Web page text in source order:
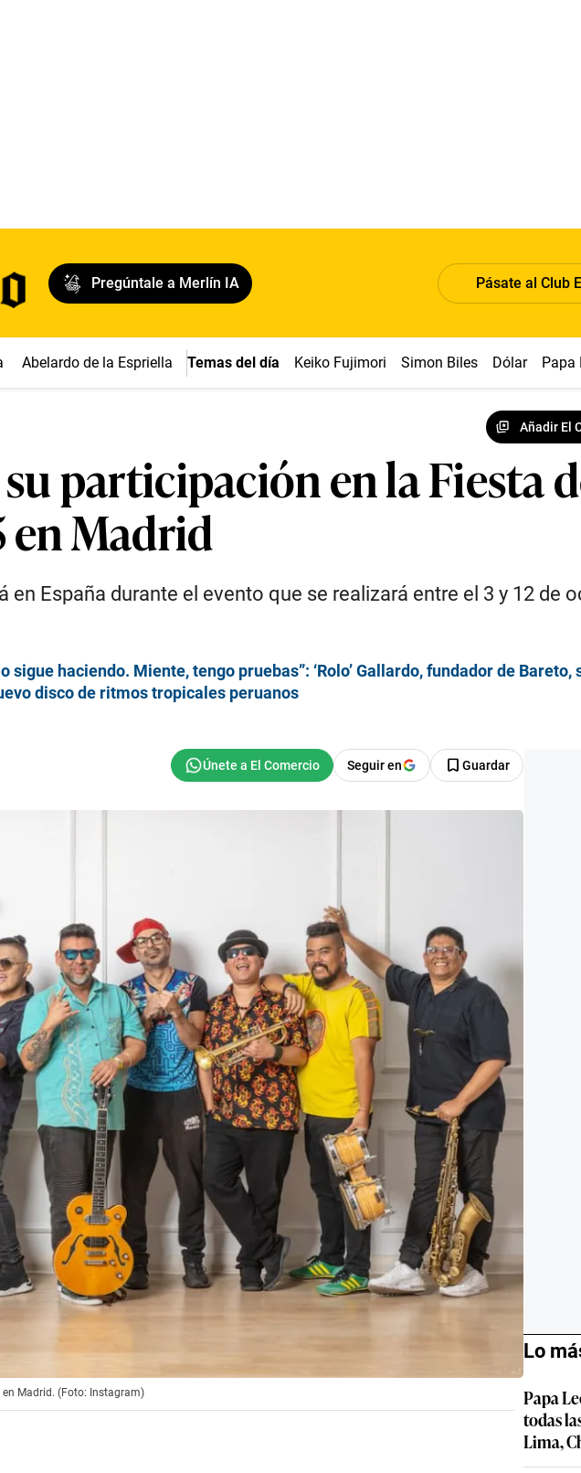
Pregúntale a Merlín IA Pásate al Club
Abelardo de la Espriella Temas del día Keiko Fujimori Simon Biles Dólar Papa
Añadir El
participación en la Fiesta
en Madrid
España durante el evento que se realizará entre el 3 y 12 de
sigue haciendo. Miente, tengo pruebas”: ‘Rolo’ Gallardo, fundador de
disco de ritmos tropicales peruanos
Seguir en Guardar
Madrid. (Foto: Instagram)
Lo
Papa
todas
Lima,